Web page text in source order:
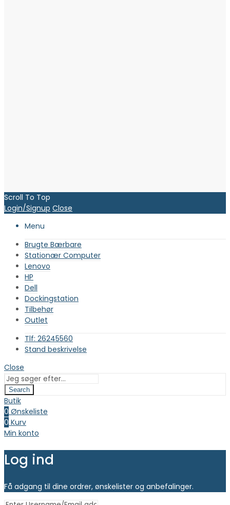
Scroll To Top
Login/Signup Close
Menu
Brugte Bærbare
Stationær Computer
Lenovo
HP
Dell
Dockingstation
Tilbehør
Outlet
Tlf: 26245560
Stand beskrivelse
Close
Search
Butik
0 Ønskeliste
0 Kurv
Min konto
Log ind
Få adgang til dine ordrer, ønskelister og anbefalinger.